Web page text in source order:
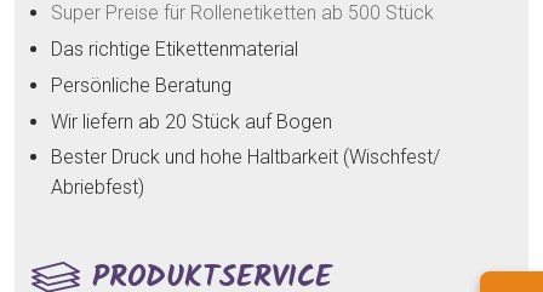
Super Preise für Rollenetiketten ab 500 Stück
Das richtige Etikettenmaterial
Persönliche Beratung
Wir liefern ab 20 Stück auf Bogen
Bester Druck und hohe Haltbarkeit (Wischfest/
Abriebfest)
PRODUKTSERVICE